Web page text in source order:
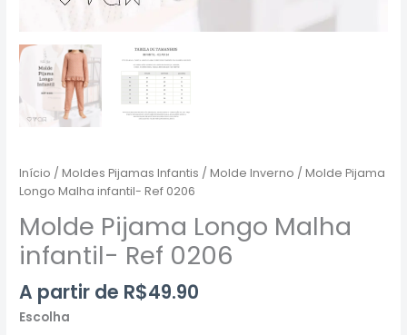
Início /Moldes Pijamas Infantis /Molde Inverno / Molde Pijama
Longo Malha infantil- Ref 0206
Molde Pijama Longo Malha
infantil- Ref 0206
A partir de R$49.90
Escolha